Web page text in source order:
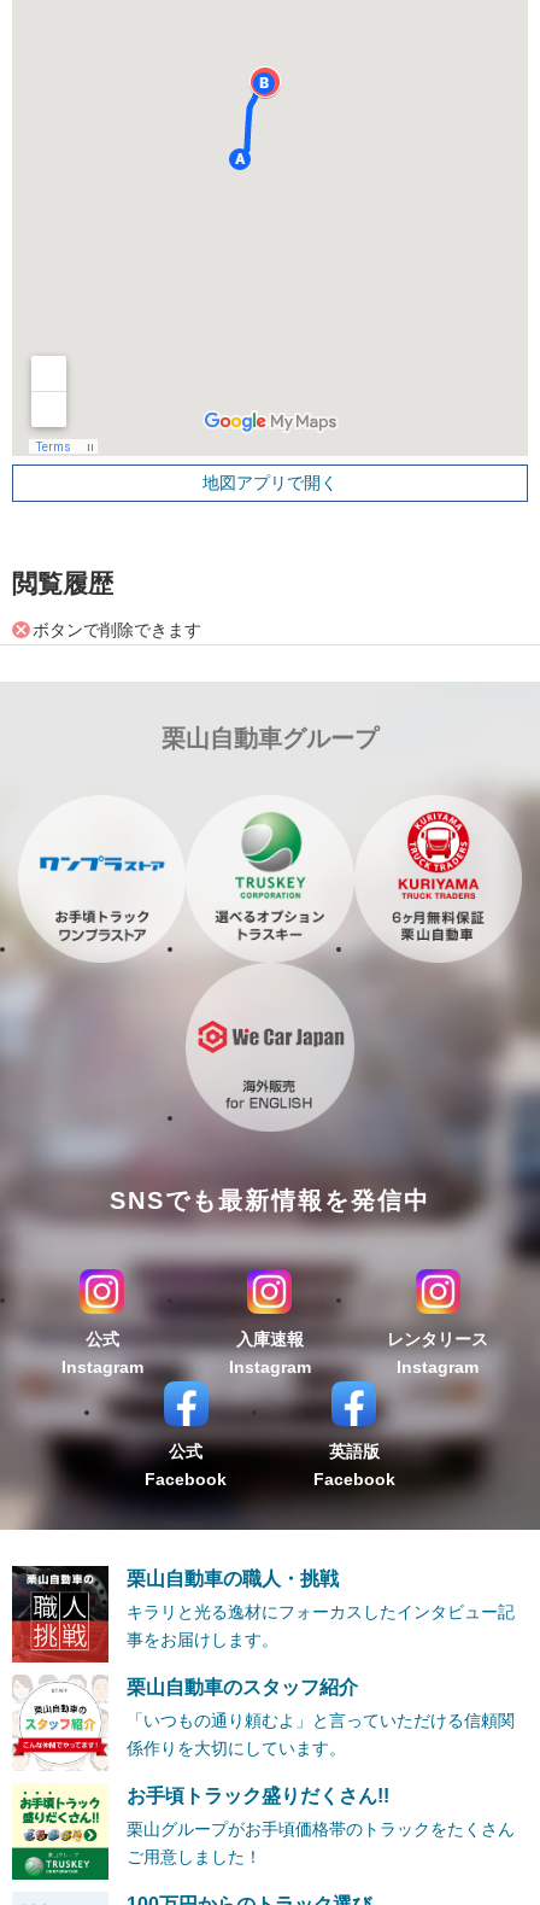
地図アプリで開く
閲覧履歴
ボタンで削除できます
栗山自動車グループ
SNSでも最新情報を発信中
公式
Instagram
入庫速報
Instagram
レンタリース
Instagram
公式
Facebook
英語版
Facebook
栗山自動車の職人・挑戦
キラリと光る逸材にフォーカスしたインタビュー記
事をお届けします。
栗山自動車のスタッフ紹介
「いつもの通り頼むよ」と言っていただける信頼関
係作りを大切にしています。
お手頃トラック盛りだくさん!!
栗山グループがお手頃価格帯のトラックをたくさん
ご用意しました！